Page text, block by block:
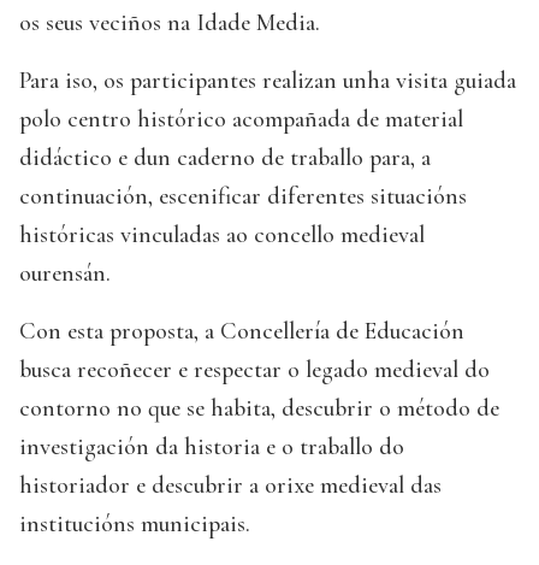
os seus veciños na Idade Media.
Para iso, os participantes realizan unha visita guiada
polo centro histórico acompañada de material
didáctico e dun caderno de traballo para, a
continuación, escenificar diferentes situacións
históricas vinculadas ao concello medieval
ourensán.
Con esta proposta, a Concellería de Educación
busca recoñecer e respectar o legado medieval do
contorno no que se habita, descubrir o método de
investigación da historia e o traballo do
historiador e descubrir a orixe medieval das
institucións municipais.